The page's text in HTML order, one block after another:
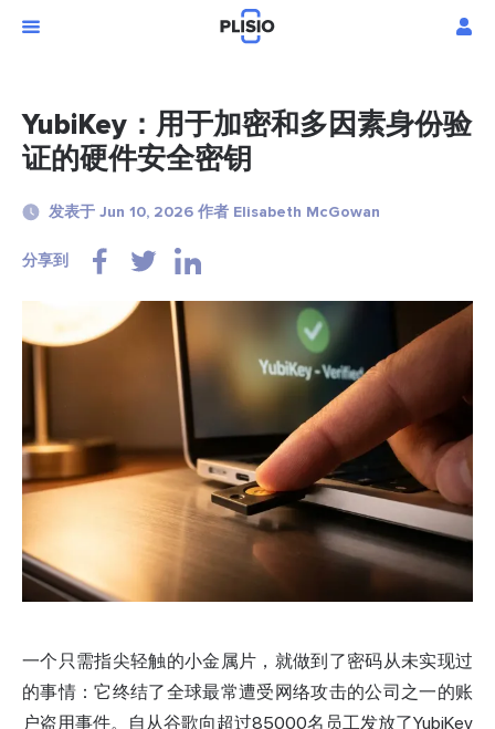
YubiKey：用于加密和多因素身份验
证的硬件安全密钥
发表于 Jun 10, 2026 作者 Elisabeth McGowan
分享到
一个只需指尖轻触的小金属片，就做到了密码从未实现过
的事情：它终结了全球最常遭受网络攻击的公司之一的账
户盗用事件。自从谷歌向超过85000名员工发放了YubiKey